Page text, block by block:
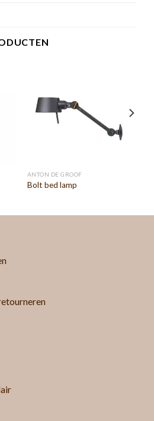
ANTON DE GROOF
Bolt bed lamp